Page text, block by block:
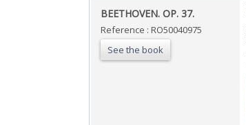
‎BEETHOVEN. OP. 37.‎
Reference : RO50040975
See the book